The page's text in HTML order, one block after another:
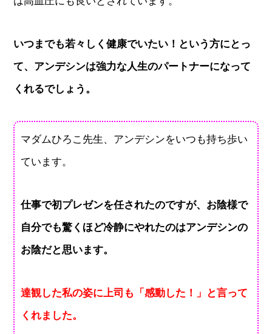
いつまでも若々しく健康でいたい！という方にとっ
て、アンデシンは強力な人生のパートナーになって
くれるでしょう。
マダムひろこ先生、アンデシンをいつも持ち歩い
ています。
仕事で初プレゼンを任されたのですが、お陰様で
自分でも驚くほど冷静にやれたのはアンデシンの
お陰だと思います。
達観した私の姿に上司も「感動した！」と言って
くれました。